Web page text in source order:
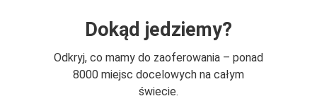
Dokąd jedziemy?
Odkryj, co mamy do zaoferowania – ponad
8000 miejsc docelowych na całym
świecie.